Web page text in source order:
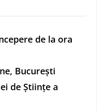
de la ora
București
de Științe a